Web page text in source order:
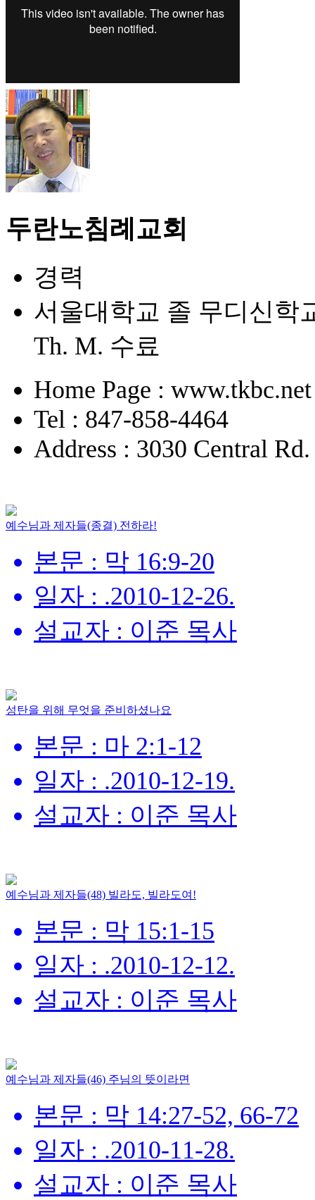
두란노침례교회
경력
서울대학교 졸 무디신학
Th. M. 수료
Home Page : www.tkbc.net
Tel : 847-858-4464
Address : 3030 Central
예수님과 제자들(종결) 전하라!
본문 : 막 16:9-20
일자 : .2010-12-26.
설교자 : 이준 목사
성탄을 위해 무엇을 준비하셨나요
본문 : 마 2:1-12
일자 : .2010-12-19.
설교자 : 이준 목사
예수님과 제자들(48) 빌라도, 빌라도여!
본문 : 막 15:1-15
일자 : .2010-12-12.
설교자 : 이준 목사
예수님과 제자들(46) 주님의 뜻이라면
본문 : 막 14:27-52, 66-72
일자 : .2010-11-28.
설교자 : 이준 목사